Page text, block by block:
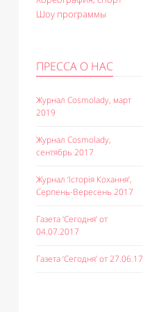
Шоу программы
ПРЕССА О НАС
Журнал Cosmolady, март
2019
Журнал Cosmolady,
сентябрь 2017
Журнал ‘Історія Кохання’,
Серпень-Вересень 2017
Газета ‘Сегодня’ от
04.07.2017
Газета ‘Сегодня’ от 27.06.17